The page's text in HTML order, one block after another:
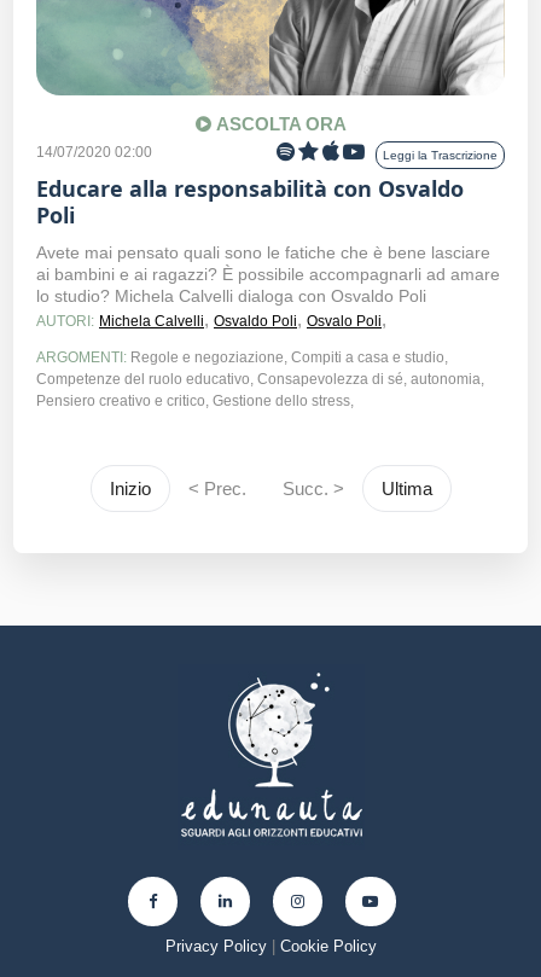
ASCOLTA ORA
14/07/2020 02:00 Leggi la Trascrizione
Educare alla responsabilità con Osvaldo
Poli
Avete mai pensato quali sono le fatiche che è bene lasciare
ai bambini e ai ragazzi? È possibile accompagnarli ad amare
lo studio? Michela Calvelli dialoga con Osvaldo Poli
AUTORI: Michela Calvelli, Osvaldo Poli, Osvalo Poli,
ARGOMENTI: Regole e negoziazione, Compiti a casa e studio,
Competenze del ruolo educativo, Consapevolezza di sé, autonomia,
Pensiero creativo e critico, Gestione dello stress,
Inizio < Prec. Succ. > Ultima
Privacy Policy| Cookie Policy